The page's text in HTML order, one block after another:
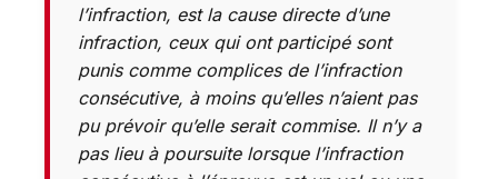
l’infraction, est la cause directe d’une
infraction, ceux qui ont participé sont
punis comme complices de l’infraction
consécutive, à moins qu’elles n’aient pas
pu prévoir qu’elle serait commise. Il n’y a
pas lieu à poursuite lorsque l’infraction